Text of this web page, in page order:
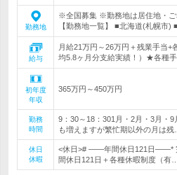
勤務地
※全国募集 ※勤務地は居住地・ご
【勤務地一覧】 ■北海道(札幌市)
給与
月給21万円～26万円＋残業手当+
均5.8ヶ月分支給実績！）★各種
初年度
年収
365万円～450万円
勤務
時間
9：30～18：301月・2月・3月・
も増えますが繁忙期以外の月は残…
休日
休暇
<休日># ――年間休日121日――*
間休日121日＋各種休暇制度（有…